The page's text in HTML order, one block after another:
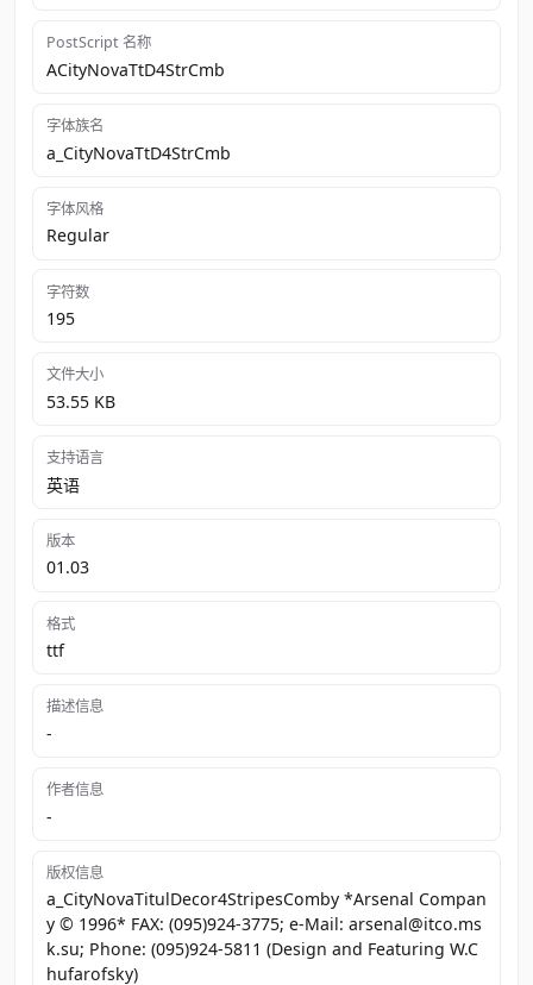
PostScript 名称
ACityNovaTtD4StrCmb
字体族名
a_CityNovaTtD4StrCmb
字体风格
Regular
字符数
195
文件大小
53.55 KB
支持语言
英语
版本
01.03
格式
ttf
描述信息
-
作者信息
-
版权信息
a_CityNovaTitulDecor4StripesComby *Arsenal Compan
y © 1996* FAX: (095)924-3775; e-Mail: arsenal@itco.ms
k.su; Phone: (095)924-5811 (Design and Featuring W.C
hufarofsky)